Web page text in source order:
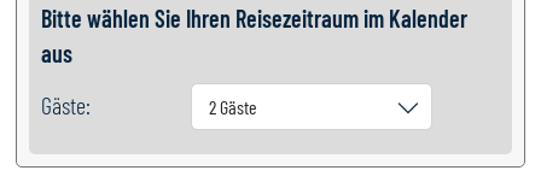
Bitte wählen Sie Ihren Reisezeitraum im Kalender
aus
Gäste:
2 Gäste